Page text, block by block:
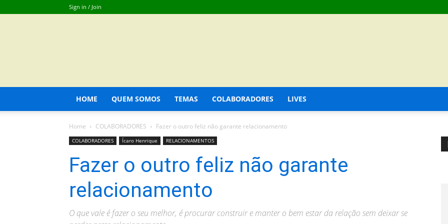
Sign in / Join
HOME QUEM SOMOS TEMAS COLABORADORES LIVES
Home COLABORADORES Fazer o outro feliz não garante relacionamento
COLABORADORES Ícaro Henrique RELACIONAMENTOS
Fazer o outro feliz não garante
relacionamento
O que vale é fazer o seu melhor, é procurar construir e manter o bem estar da relação sem deixar se